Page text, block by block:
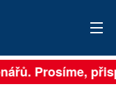
Prosíme,